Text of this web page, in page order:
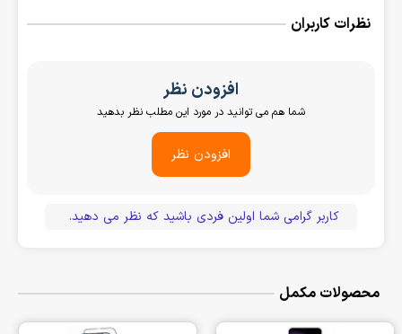
نظرات کاربران
افزودن نظر
شما هم می توانید در مورد این مطلب نظر بدهید
افزودن نظر
کاربر گرامی شما اولین فردی باشید که نظر می دهید.
محصولات مکمل